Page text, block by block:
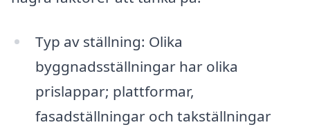
Typ av ställning: Olika
byggnadsställningar har olika
prislappar; plattformar,
fasadställningar och takställningar